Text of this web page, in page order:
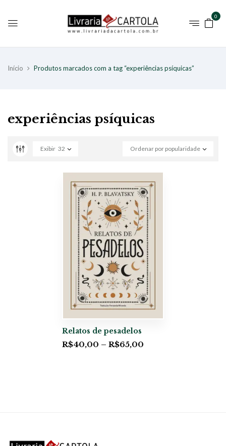
0
Início Produtos marcados com a tag “experiências psíquicas”
experiências psíquicas
Ordenar por popularidade
Exibir 32
Relatos de pesadelos
R$40,00 – R$65,00